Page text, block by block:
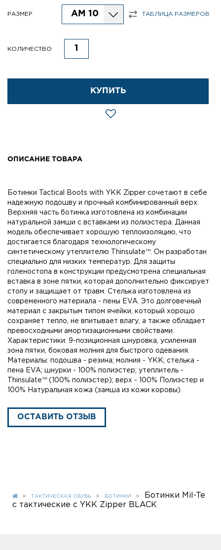
РАЗМЕР АМ 10 ТАБЛИЦА РАЗМЕРОВ
КОЛИЧЕСТВО
КУПИТЬ
ОПИСАНИЕ ТОВАРА
Ботинки Tactical Boots with YKK Zipper сочетают в себе
надежную подошву и прочный комбинированный верх.
Верхняя часть ботинка изготовлена из комбинации
натуральной замши с вставками из полиэстера. Данная
модель обеспечивает хорошую теплоизоляцию, что
достигается благодаря технологическому
синтетическому утеплителю Thinsulate™. Он разработан
специально для низких температур. Для защиты
голеностопа в конструкции предусмотрена специальная
вставка в зоне пятки, которая дополнительно фиксирует
стопу и защищает от травм. Стелька изготовлена из
современного материала - пены EVA. Это долговечный
материал с закрытым типом ячейки, который хорошо
сохраняет тепло, не впитывает влагу, а также обладает
превосходными амортизационными свойствами.
Характеристики: 9-позиционная шнуровка, усиленная
зона пятки, боковая молния для быстрого одевания.
Материалы: подошва - резина; молния - YKK; стелька -
пена EVA; шнурки - 100% полиэстер; утеплитель -
Thinsulate™ (100% полиэстер); верх - 100% Полиэстер и
100% Натуральная кожа (замша из кожи коровы).
ОСТАВИТЬ ОТЗЫВ
ТАКТИЧЕСКАЯ ОБУВЬ БОТИНКИ
Ботинки Mil-Te
c тактические с YKK Zipper BLACK